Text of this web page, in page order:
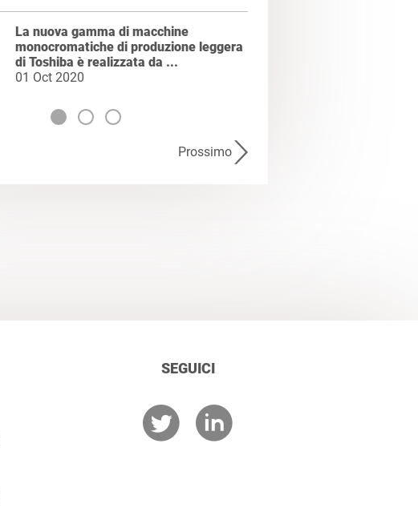
La nuova gamma di macchine
monocromatiche di produzione leggera
di Toshiba è realizzata da ...
01 Oct 2020
Prossimo
SEGUICI